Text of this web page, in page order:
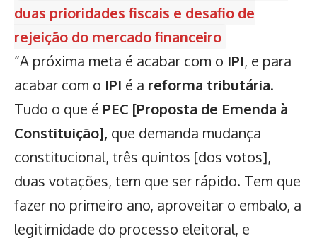
duas prioridades fiscais e desafio de
rejeição do mercado financeiro
“A próxima meta é acabar com o IPI, e para
acabar com o IPI é a reforma tributária.
Tudo o que é PEC [Proposta de Emenda à
Constituição], que demanda mudança
constitucional, três quintos [dos votos],
duas votações, tem que ser rápido. Tem que
fazer no primeiro ano, aproveitar o embalo, a
legitimidade do processo eleitoral, e